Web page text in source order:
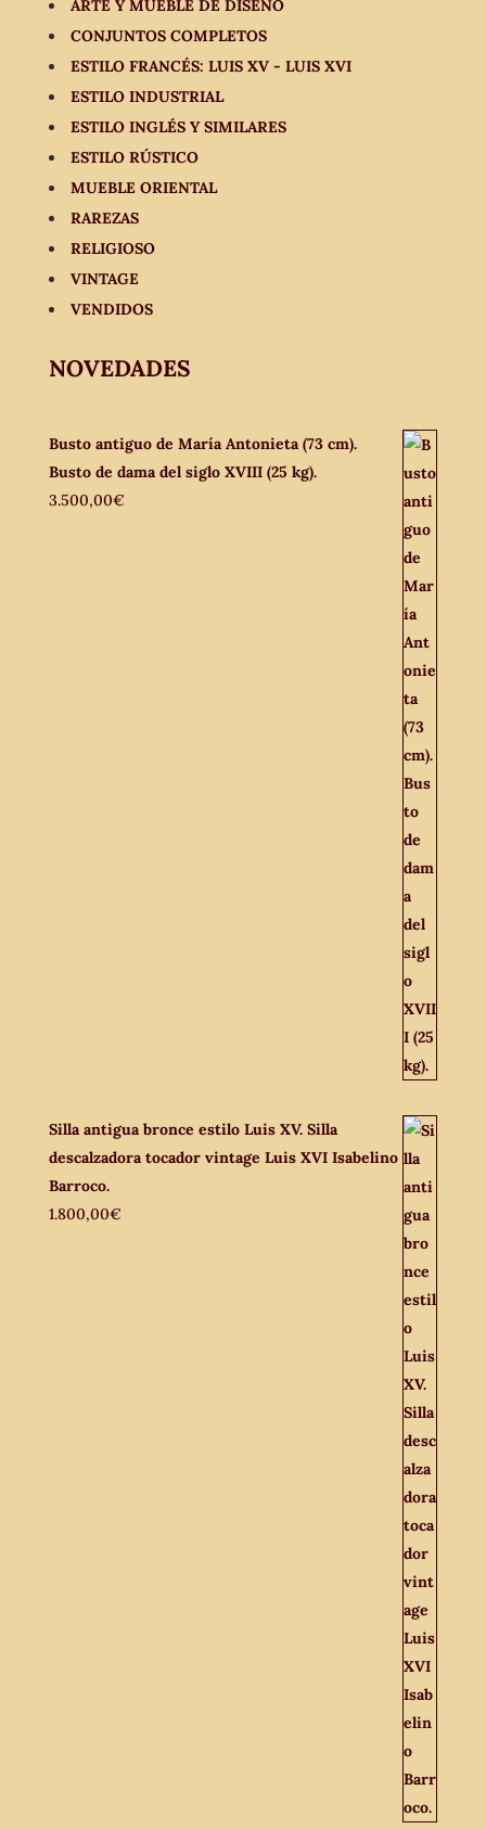
ARTE Y MUEBLE DE DISEÑO
CONJUNTOS COMPLETOS
ESTILO FRANCÉS: LUIS XV - LUIS XVI
ESTILO INDUSTRIAL
ESTILO INGLÉS Y SIMILARES
ESTILO RÚSTICO
MUEBLE ORIENTAL
RAREZAS
RELIGIOSO
VINTAGE
VENDIDOS
NOVEDADES
Busto antiguo de María Antonieta (73 cm).
Busto de dama del siglo XVIII (25 kg).
3.500,00€
Silla antigua bronce estilo Luis XV. Silla
descalzadora tocador vintage Luis XVI Isabelino
Barroco.
1.800,00€